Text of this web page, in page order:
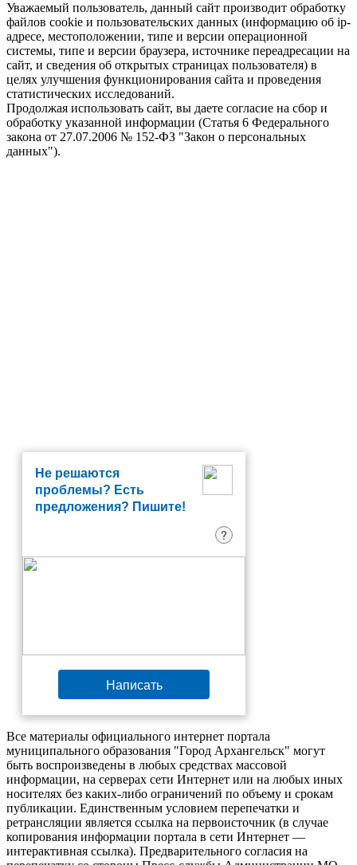
Уважаемый пользователь, данный сайт производит обработку
файлов cookie и пользовательских данных (информацию об ip-
адресе, местоположении, типе и версии операционной
системы, типе и версии браузера, источнике переадресации на
сайт, и сведения об открытых страницах пользователя) в
целях улучшения функционирования сайта и проведения
статистических исследований.
Продолжая использовать сайт, вы даете согласие на сбор и
обработку указанной информации (Статья 6 Федерального
закона от 27.07.2006 № 152-ФЗ "Закон о персональных
данных").
Не решаются
проблемы? Есть
предложения? Пишите!
?
Написать
Все материалы официального интернет портала
муниципального образования "Город Архангельск" могут
быть воспроизведены в любых средствах массовой
информации, на серверах сети Интернет или на любых иных
носителях без каких-либо ограничений по объему и срокам
публикации. Единственным условием перепечатки и
ретрансляции является ссылка на первоисточник (в случае
копирования информации портала в сети Интернет —
интерактивная ссылка). Предварительного согласия на